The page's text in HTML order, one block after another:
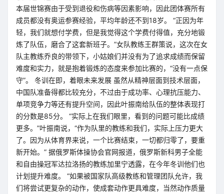
本届世锦赛由于受到退役和伤病等因素影响，因此团体赛所有
成员都没有奥运参赛经验，平均年龄还不到18岁。 “正因为年
轻，我们就想付学费，但是我觉得这个学费付得值，充分地锻
炼了队伍，磨合了这套新班子。”女队教练王群策说，这次在女
队主教练乔良的带领下，小姑娘们并没有为了追求成绩而保留
难度和实力，就是抱着锻炼的态度来参加比赛的，“没有一点保
守”。 冬训在即，着眼未来发展 虽然从精神层面到技术层面，
中国队准备得都比较充分，不过由于成功率、心理抗压能力、
单项竞争力等还有提升空间，因此叶振南给队伍的整体表现打
的分数是85分。 “实际上在我们眼里，看到的问题可能比成绩
更多。”叶振南说，“作为队里的教练和我们，实际上压力更大
了。因为从体育界来说，一个比赛结束，一切都归零了，要重
新开始。” 据俄罗斯体操协会官网报道，俄罗斯新科男子全能
和自由操冠军达拉洛扬的教练加里宁透露，在今年冬训他们也
计划提升难度。 “如果被国家队高级教练和管理团队允许，我
们将尝试更复杂的动作，使成套动作更具难度，当然动作质量